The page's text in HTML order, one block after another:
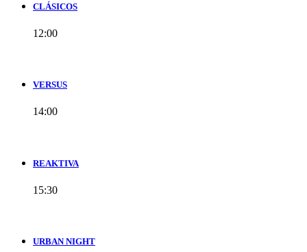
CLÁSICOS
12:00
VERSUS
14:00
REAKTIVA
15:30
URBAN NIGHT